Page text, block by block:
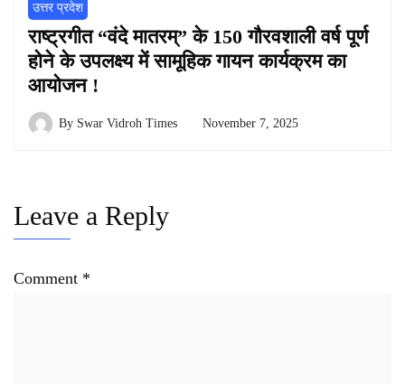
उत्तर प्रदेश
राष्ट्रगीत “वंदे मातरम्” के 150 गौरवशाली वर्ष पूर्ण
होने के उपलक्ष्य में सामूहिक गायन कार्यक्रम का
आयोजन !
By Swar Vidroh Times November 7, 2025
Leave a Reply
Comment *